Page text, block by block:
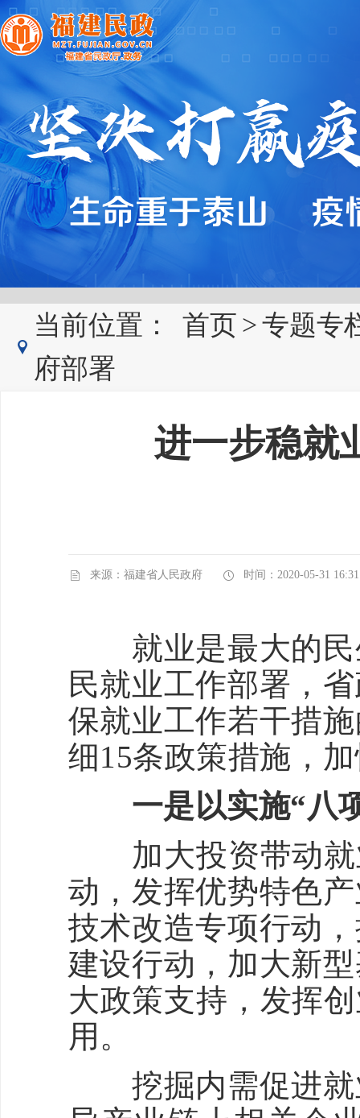
当前位置： 首页 >专题专
府部署
进一步稳就
来源：福建省人民政府 时间：2020-05-31 16:31
就业是最大的民
民就业工作部署，
保就业工作若干措
细15条政策措施，
一是以实施“八
加大投资带动就
动，发挥优势特色
技术改造专项行动
建设行动，加大新
大政策支持，发挥
用。
挖掘内需促进就